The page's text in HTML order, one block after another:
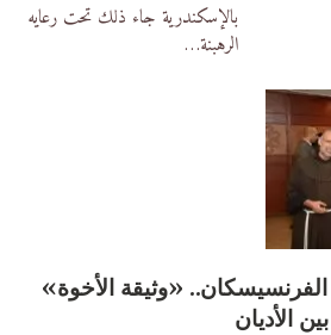
بالإسكندرية جاء ذلك تحت رعايه
الرهبنة…
«وثيقة الأخوة»
الأديان